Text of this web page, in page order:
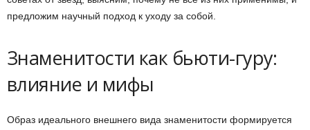
предложим научный подход к уходу за собой.
Знаменитости как бьюти-гуру:
влияние и мифы
Образ идеального внешнего вида знаменитости формируется